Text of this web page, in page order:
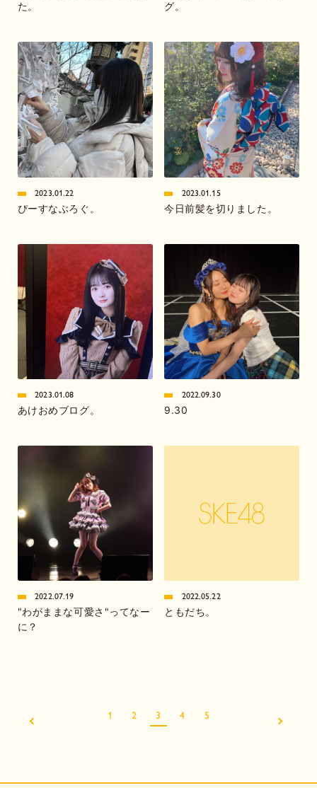
た。
グ。
2023.01.22
ぴーすなぶろぐ。
2023.01.15
今日前髪を切りました。
2023.01.08
あけおめブログ。
2022.09.30
9.30
2022.07.19
"わがままな可愛さ"ってなー
に？
2022.05.22
ともだち。
1 2 3 4 5